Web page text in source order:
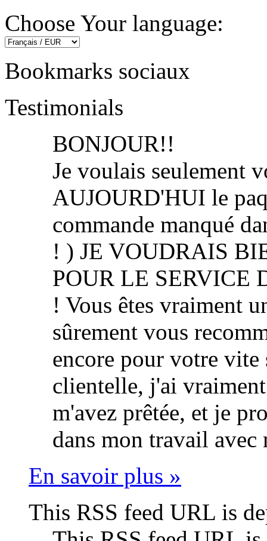
Choose Your language:
Bookmarks sociaux
Testimonials
BONJOUR!!
Je voulais seulement
AUJOURD'HUI le
commande manqué
! ) JE VOUDRAIS
POUR LE SERVICE
! Vous êtes vraiment
sûrement vous
encore pour votre
clientelle, j'ai
m'avez prêtée, et je
dans mon travail
En savoir plus »
This RSS feed URL is